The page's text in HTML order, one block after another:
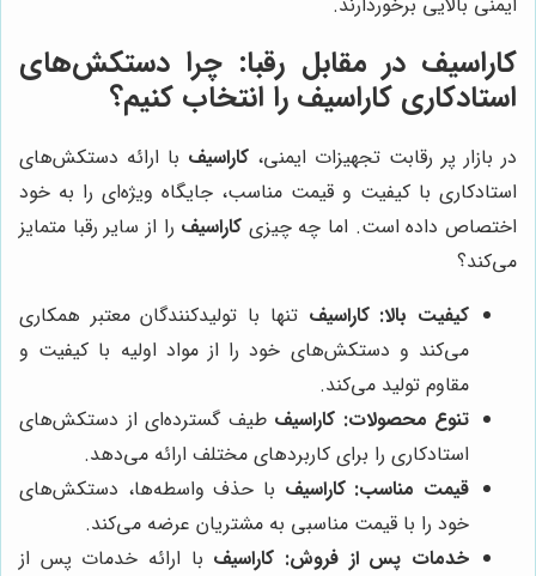
کاراسیف در مقابل رقبا: چرا دستکش‌های
استادکاری کاراسیف را انتخاب کنیم؟
در بازار پر رقابت تجهیزات ایمنی، کاراسیف با ارائه دستکش‌های
استادکاری با کیفیت و قیمت مناسب، جایگاه ویژه‌ای را به خود
اختصاص داده است. اما چه چیزی کاراسیف را از سایر رقبا متمایز
می‌کند؟
کیفیت بالا: کاراسیف تنها با تولیدکنندگان معتبر همکاری
می‌کند و دستکش‌های خود را از مواد اولیه با کیفیت و
مقاوم تولید می‌کند.
تنوع محصولات: کاراسیف طیف گسترده‌ای از دستکش‌های
استادکاری را برای کاربردهای مختلف ارائه می‌دهد.
قیمت مناسب: کاراسیف با حذف واسطه‌ها، دستکش‌های
خود را با قیمت مناسبی به مشتریان عرضه می‌کند.
خدمات پس از فروش: کاراسیف با ارائه خدمات پس از